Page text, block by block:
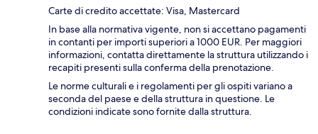
Carte di credito accettate: Visa, Mastercard
In base alla normativa vigente, non si accettano pagamenti
in contanti per importi superiori a 1000 EUR. Per maggiori
informazioni, contatta direttamente la struttura utilizzando i
recapiti presenti sulla conferma della prenotazione.
Le norme culturali e i regolamenti per gli ospiti variano a
seconda del paese e della struttura in questione. Le
condizioni indicate sono fornite dalla struttura.